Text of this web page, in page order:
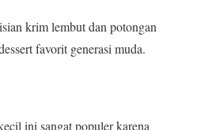
krim lembut dan potongan
favorit generasi muda.
ini sangat populer karena